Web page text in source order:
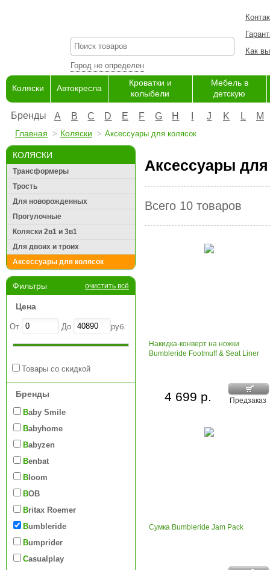
Город не определен
Как
Коляски Автокресла
Кроватки и
колыбели
Мебель в
детскую
Бренды A B C D E F G H J K L M
Главная Коляски Аксессуары для колясок
КОЛЯСКИ
Трансформеры
Трость
Для новорожденных
Прогулочные
Коляски 2в1 и 3в1
Для двоих и троих
Аксессуары для колясок
Фильтры очистить всё
Цена
От До руб.
Товары со скидкой
Бренды
Baby Smile
Babyhome
Babyzen
Benbat
Bloom
BOB
Britax Roemer
Bumbleride
Bumprider
Casualplay
Аксессуары для
Всего 10 товаров
Накидка-конверт на ножки
Bumbleride Footmuff & Seat Liner
Предзаказ
4 699 р.
Сумка Bumbleride Jam Pack